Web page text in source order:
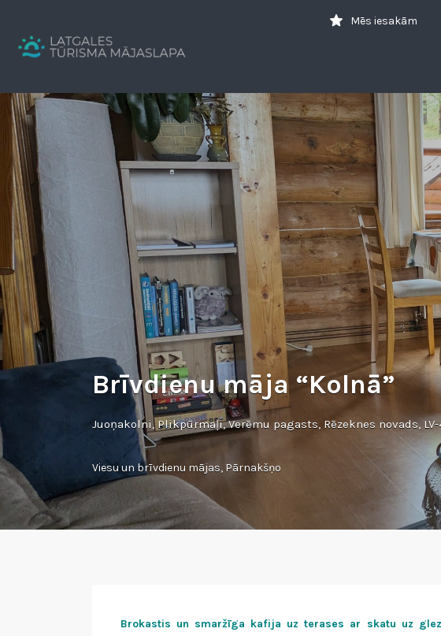
Tavs brīvdienu ceļvedis
Mēs iesakām
Brīvdienu māja “Kolnā”
Juoņakolni, Plikpūrmaļi, Verēmu pagasts, Rēzeknes novads,
Viesu un brīvdienu mājas, Pārnakšņo
Brokastis un smaržīga kafija uz terases ar skatu uz